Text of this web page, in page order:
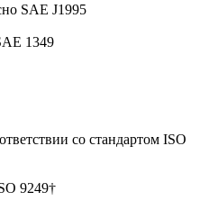
SAE J1995
1349
со стандартом ISO
9249†